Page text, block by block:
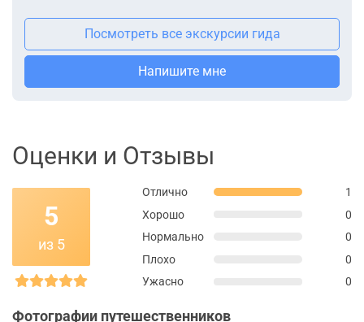
Посмотреть все экскурсии гида
Напишите мне
Оценки и Отзывы
5
из 5
Отлично
1
Хорошо
0
Нормально
0
Плохо
0
Ужасно
0
Фотографии путешественников